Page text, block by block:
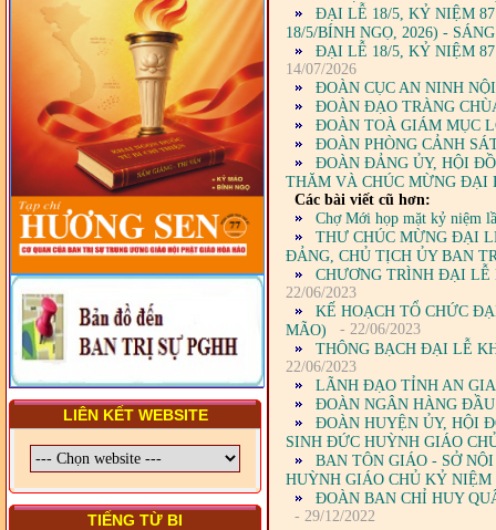
VIÊN - CHUYÊN ĐỀ: NHỮNG
VẤN ĐỀ CHUNG VỀ PHÁP
LUẬT VÀ HỆ THỐNG PHÁP
LUẬT VIỆT NAM
- LỚP TẬP HUẤN LỊCH SỬ,
PHÁP LUẬT VIỆT NAM VÀ
HIẾN CHƯƠNG GIÁO HỘI
PGHH NHIỆM KỲ VI (2024-
2029) CHO TRỊ SỰ VIÊN
TRUNG ƯƠNG, BAN ĐẠI
DIỆN TỈNH VÀ GIÁO LÝ
VIÊN - CHUYÊN ĐỀ: SỰ RA
ĐỜI, BẢN CHẤT, CHỨC
NƯỚC CHXHCN VIỆT NAM
LIÊN KẾT WEBSITE
TIẾNG TỪ BI
ĐẠI LỄ 18/5, KỶ NIỆM
18/5/BÍNH NGỌ, 2026) -
ĐẠI LỄ 18/5, KỶ NIỆM
14/07/2026
ĐOÀN CỤC AN NINH
ĐOÀN ĐẠO TRÀNG
ĐOÀN TOÀ GIÁM MỤC
ĐOÀN PHÒNG CẢNH
ĐOÀN ĐẢNG ỦY, HỘI
THĂM VÀ CHÚC MỪNG ĐẠI
Các bài viết cũ hơn:
Chợ Mới họp mặt kỷ niệm
THƯ CHÚC MỪNG ĐẠI
ĐẢNG, CHỦ TỊCH ỦY BAN
CHƯƠNG TRÌNH ĐẠI LỄ
22/06/2023
KẾ HOẠCH TỔ CHỨC
MÃO)
- 22/06/2023
THÔNG BẠCH ĐẠI LỄ
22/06/2023
LÃNH ĐẠO TỈNH AN
ĐOÀN NGÂN HÀNG
ĐOÀN HUYỆN ỦY, HỘI
SINH ĐỨC HUỲNH GIÁO
BAN TÔN GIÁO - SỞ
HUỲNH GIÁO CHỦ KỶ
ĐOÀN BAN CHỈ HUY
- 29/12/2022